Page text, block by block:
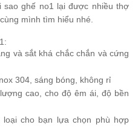
ghế no1 lại được nhiều thợ
mình tìm hiểu nhé.
và sắt khá chắc chắn và cứng
304, sáng bóng, không rỉ
cao, cho độ êm ái, độ bền
cho bạn lựa chọn phù hợp